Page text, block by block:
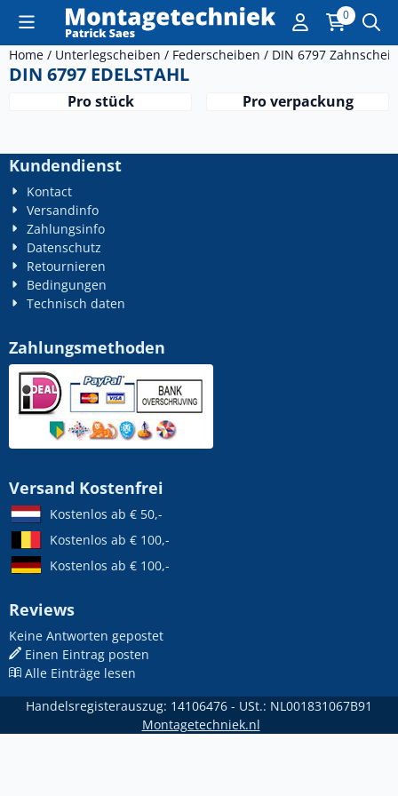
Cookie-Einstellungen sind derzeit geschlossen. 0
Home / Unterlegscheiben / Federscheiben / DIN 6797
DIN 6797 EDELSTAHL
Pro stück Pro verpackung
Kundendienst
Kontact
Versandinfo
Zahlungsinfo
Datenschutz
Retournieren
Bedingungen
Technisch daten
Zahlungsmethoden
Versand Kostenfrei
Kostenlos ab € 50,-
Kostenlos ab € 100,-
Kostenlos ab € 100,-
Reviews
Keine Antworten gepostet
Einen Eintrag posten
Alle Einträge lesen
Handelsregisterauszug: 14106476 - USt.: NL001831067B91
Montagetechniek.nl